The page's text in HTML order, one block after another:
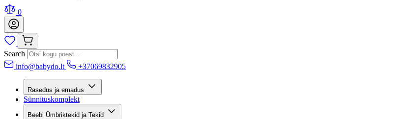
0
Search
info@babydo.lt
+37069832905
Rasedus ja emadus
Sünnituskomplekt
Beebi Ümbriktekid ja Tekid